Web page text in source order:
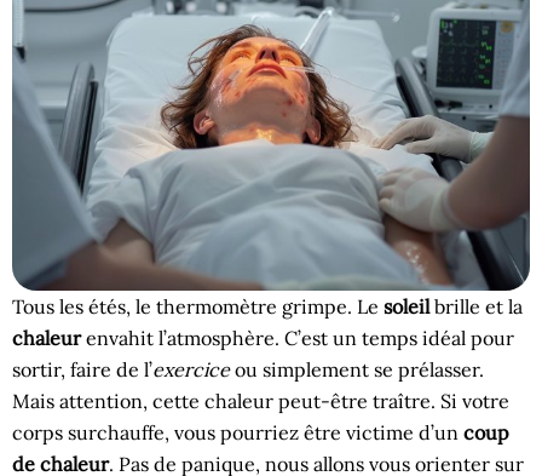
Tous les étés, le thermomètre grimpe. Le soleilbrille et la
chaleurenvahit l’atmosphère. C’est un temps idéal pour
sortir, faire de l’exerciceou simplement se prélasser.
Mais attention, cette chaleur peut-être traître. Si votre
corps surchauffe, vous pourriez être victime d’un coup
de chaleur. Pas de panique, nous allons vous orienter sur